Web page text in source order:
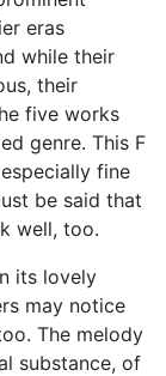
eras
while their
their
five works
genre. This F
fine
be said that
well, too.
its lovely
may notice
The melody
substance, of